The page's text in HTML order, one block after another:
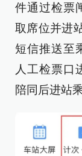
件通过检票
取席位并进
短信推送至
人工检票口
陪同后进站乘